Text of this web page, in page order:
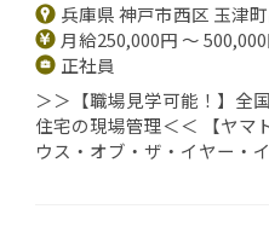
兵庫県 神戸市西区 玉津
月給250,000円 ～
正社員
＞＞【職場見学可能！】
住宅の現場管理＜＜ 【ヤマ
ウス・オブ・ザ・イヤー・